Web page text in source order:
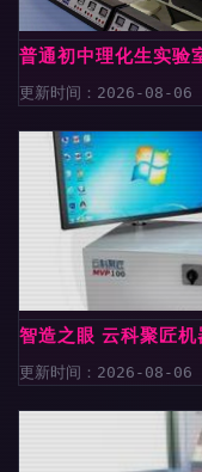
普通初中理化生实验
更新时间：2026-08-
智造之眼 云科聚匠
更新时间：2026-08-